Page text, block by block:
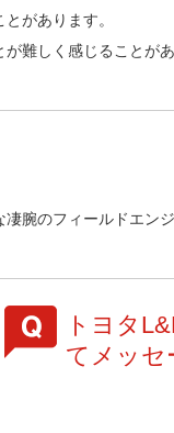
があります。
難しく感じることがあ
腕のフィールドエン
トヨタ
てメッセ